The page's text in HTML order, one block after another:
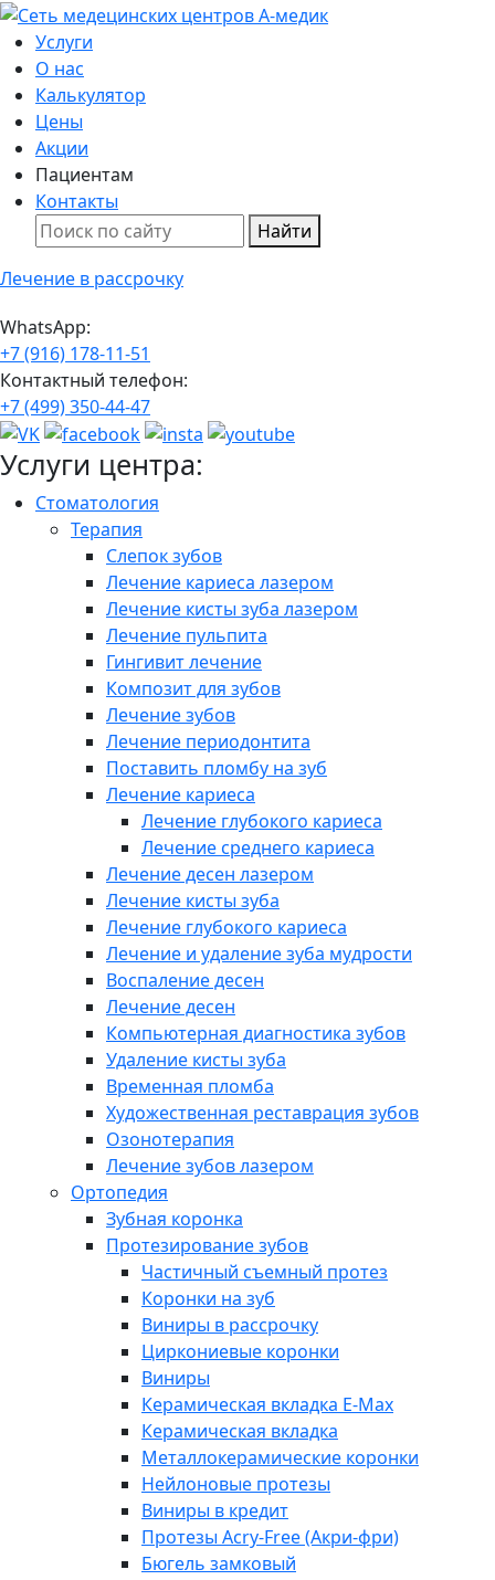
Услуги
О нас
Калькулятор
Цены
Акции
Пациентам
Контакты
Найти
Лечение в рассрочку
WhatsApp:
+7 (916) 178-11-51
Контактный телефон:
+7 (499) 350-44-47
Услуги центра:
Cтоматология
Терапия
Слепок зубов
Лечение кариеса лазером
Лечение кисты зуба лазером
Лечение пульпита
Гингивит лечение
Композит для зубов
Лечение зубов
Лечение периодонтита
Поставить пломбу на зуб
Лечение кариеса
Лечение глубокого кариеса
Лечение среднего кариеса
Лечение десен лазером
Лечение кисты зуба
Лечение глубокого кариеса
Лечение и удаление зуба мудрости
Воспаление десен
Лечение десен
Компьютерная диагностика зубов
Удаление кисты зуба
Временная пломба
Художественная реставрация зубов
Озонотерапия
Лечение зубов лазером
Ортопедия
Зубная коронка
Протезирование зубов
Частичный съемный протез
Коронки на зуб
Виниры в рассрочку
Циркониевые коронки
Виниры
Керамическая вкладка E-Max
Керамическая вкладка
Металлокерамические коронки
Нейлоновые протезы
Виниры в кредит
Протезы Acry-Free (Акри-фри)
Бюгель замковый